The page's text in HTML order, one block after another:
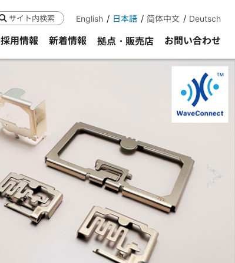
検索 English 日本語 简体中文 Deutsch
採用情報 新着情報 拠点・販売店 お問い合わせ